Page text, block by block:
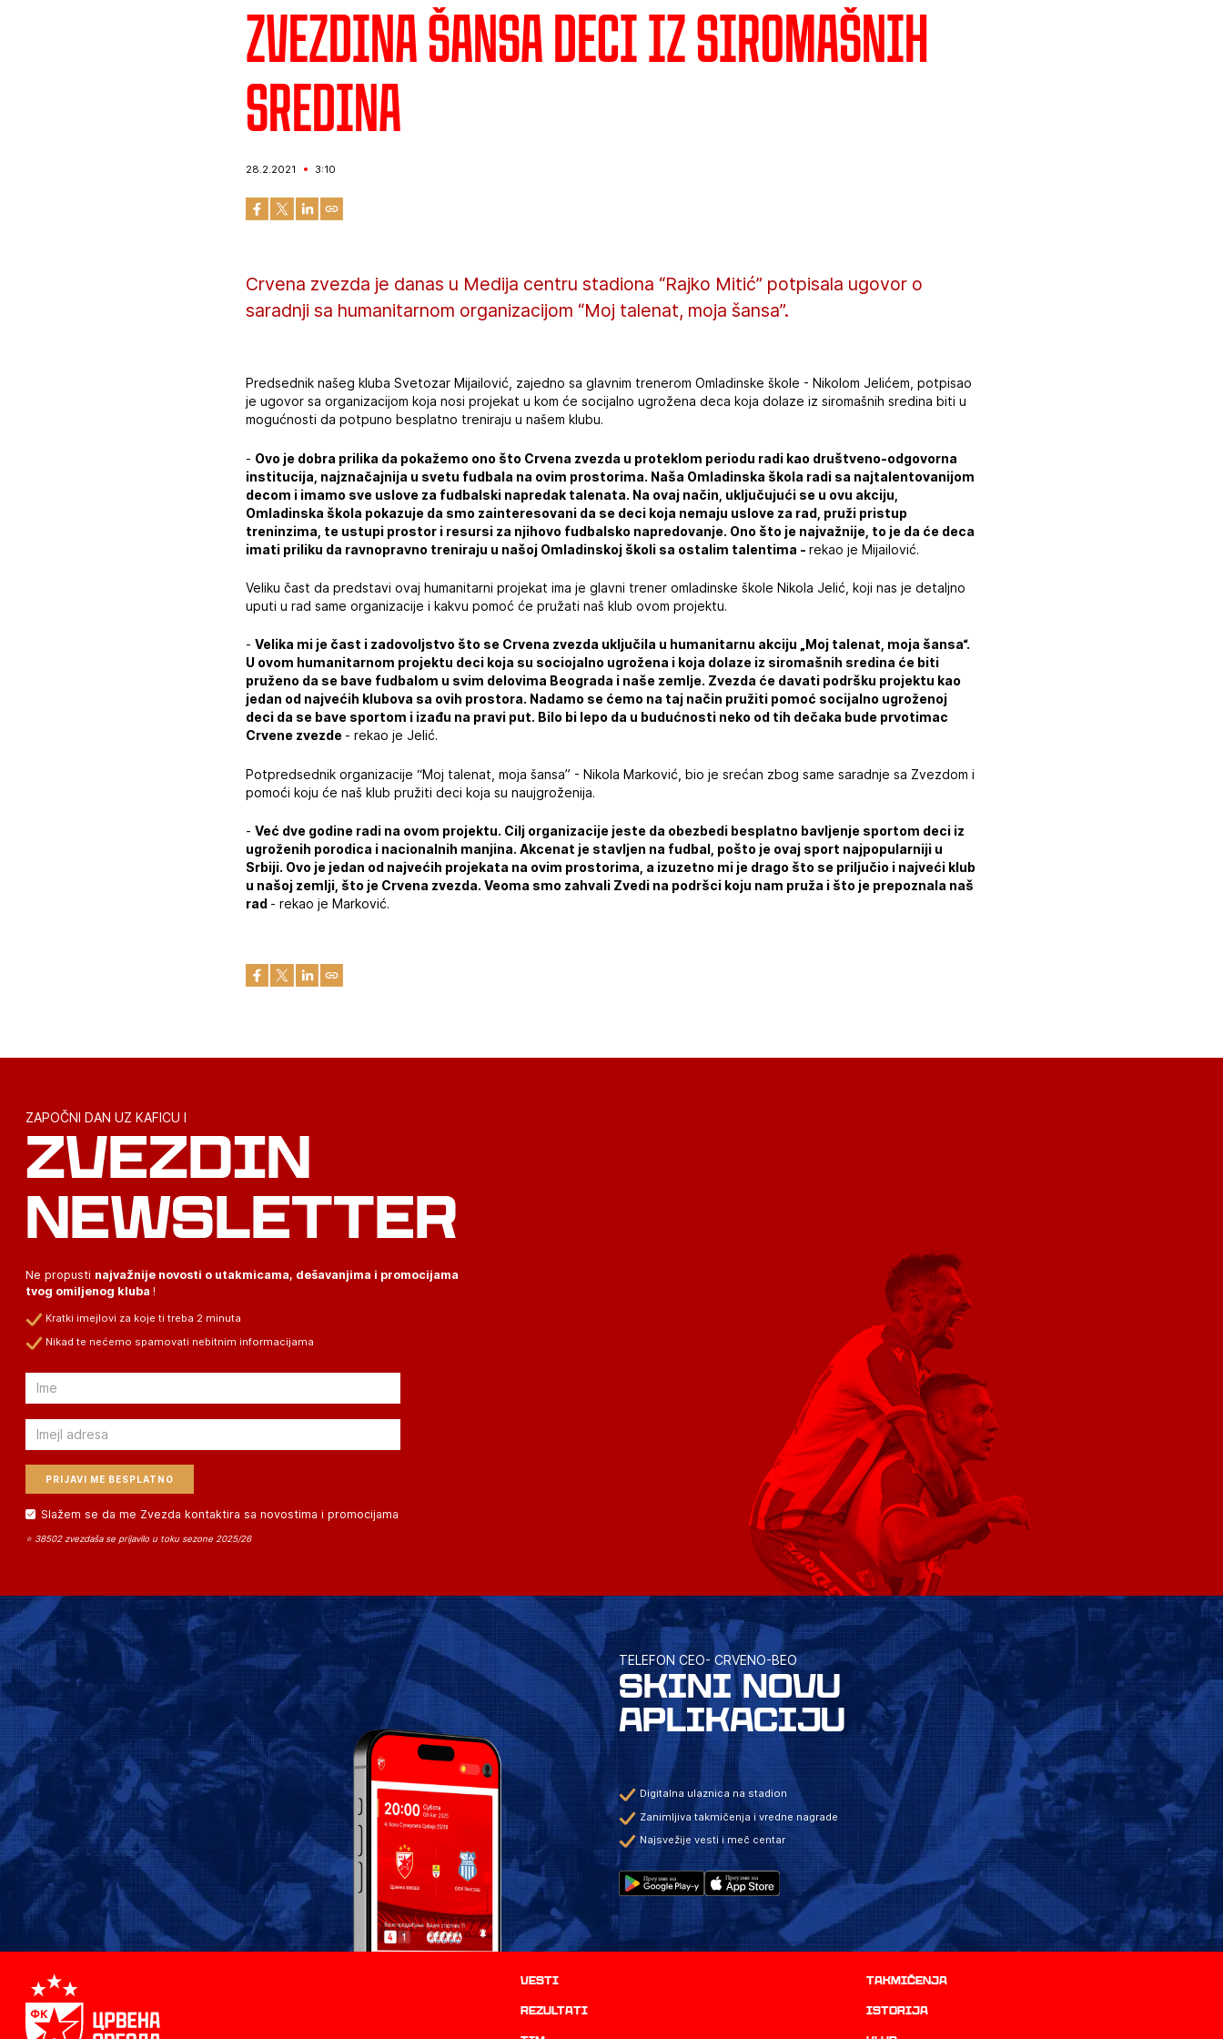
Zvezdina šansa deci iz siromašnih
sredina
28.2.2021 3:10
Crvena zvezda je danas u Medija centru stadiona “Rajko Mitić” potpisala ugovor o
saradnji sa humanitarnom organizacijom “Moj talenat, moja šansa”.
Predsednik našeg kluba Svetozar Mijailović, zajedno sa glavnim trenerom Omladinske škole - Nikolom Jelićem, potpisao
je ugovor sa organizacijom koja nosi projekat u kom će socijalno ugrožena deca koja dolaze iz siromašnih sredina biti u
mogućnosti da potpuno besplatno treniraju u našem klubu.
- Ovo je dobra prilika da pokažemo ono što Crvena zvezda u proteklom periodu radi kao društveno-odgovorna
institucija, najznačajnija u svetu fudbala na ovim prostorima. Naša Omladinska škola radi sa najtalentovanijom
decom i imamo sve uslove za fudbalski napredak talenata. Na ovaj način, uključujući se u ovu akciju,
Omladinska škola pokazuje da smo zainteresovani da se deci koja nemaju uslove za rad, pruži pristup
treninzima, te ustupi prostor i resursi za njihovo fudbalsko napredovanje. Ono što je najvažnije, to je da će deca
imati priliku da ravnopravno treniraju u našoj Omladinskoj školi sa ostalim talentima -rekao je Mijailović.
Veliku čast da predstavi ovaj humanitarni projekat ima je glavni trener omladinske škole Nikola Jelić, koji nas je detaljno
uputi u rad same organizacije i kakvu pomoć će pružati naš klub ovom projektu.
-Velika mi je čast i zadovoljstvo što se Crvena zvezda uključila u humanitarnu akciju „Moj talenat, moja šansa“.
U ovom humanitarnom projektu deci koja su sociojalno ugrožena i koja dolaze iz siromašnih sredina će biti
pruženo da se bave fudbalom u svim delovima Beograda i naše zemlje. Zvezda će davati podršku projektu kao
jedan od najvećih klubova sa ovih prostora. Nadamo se ćemo na taj način pružiti pomoć socijalno ugroženoj
deci da se bave sportom i izađu na pravi put. Bilo bi lepo da u budućnosti neko od tih dečaka bude prvotimac
Crvene zvezde - rekao je Jelić.
Potpredsednik organizacije “Moj talenat, moja šansa” - Nikola Marković, bio je srećan zbog same saradnje sa Zvezdom i
pomoći koju će naš klub pružiti deci koja su naujgroženija.
-Već dve godine radi na ovom projektu. Cilj organizacije jeste da obezbedi besplatno bavljenje sportom deci iz
ugroženih porodica i nacionalnih manjina. Akcenat je stavljen na fudbal, pošto je ovaj sport najpopularniji u
Srbiji. Ovo je jedan od najvećih projekata na ovim prostorima, a izuzetno mi je drago što se priljučio i najveći klub
u našoj zemlji, što je Crvena zvezda. Veoma smo zahvali Zvedi na podršci koju nam pruža i što je prepoznala naš
rad - rekao je Marković.
ZAPOČNI DAN UZ KAFICU I
ZVEZDIN
NEWSLETTER
Ne propusti najvažnije novosti o utakmicama, dešavanjima i promocijama
tvog omiljenog kluba !
Kratki imejlovi za koje ti treba 2 minuta
Nikad te nećemo spamovati nebitnim informacijama
Email
Email
Slažem se da me Zvezda kontaktira sa novostima i promocijama
⭐ 38502 zvezdaša se prijavilo u toku sezone 2025/26
TELEFON CEO- CRVENO-BEO
SKINI NOVU
APLIKACIJU
Digitalna ulaznica na stadion
Zanimljiva takmičenja i vredne nagrade
Najsvežije vesti i meč centar
Vesti Takmičenja
rezultati istorija